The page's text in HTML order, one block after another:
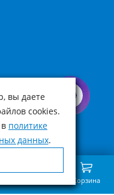
Корзина
вы даете
cookies.
политике
данных.